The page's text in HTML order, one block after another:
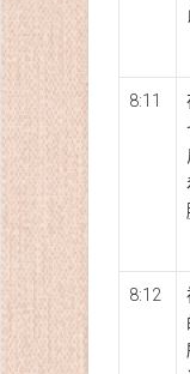
8:11
8:12